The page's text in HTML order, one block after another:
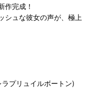
作完成！
シュな彼女の声が、極上
プリュイルボートン)